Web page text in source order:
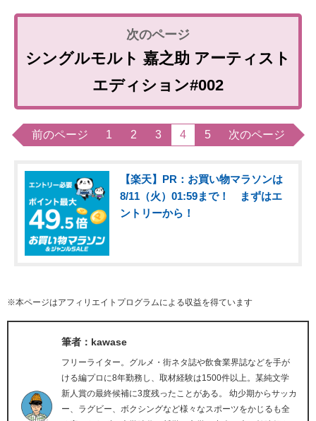
シングルモルト 嘉之助 アーティスト
エディション#002
前のページ 1 2 3 4 5 次のページ
【楽天】PR：お買い物マラソンは
8/11（火）01:59まで！ まずはエ
ントリーから！
※本ページはアフィリエイトプログラムによる収益を得ています
筆者：kawase
フリーライター。グルメ・街ネタ誌や飲食業界誌などを手が
ける編プロに8年勤務し、取材経験は1500件以上。某純文学
新人賞の最終候補に3度残ったことがある。 幼少期からサッカ
ー、ラグビー、ボクシングなど様々なスポーツをかじるも全